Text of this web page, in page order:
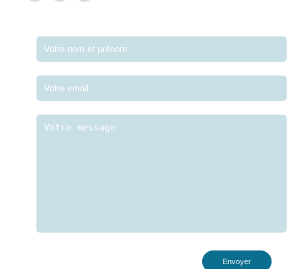
Envoyer